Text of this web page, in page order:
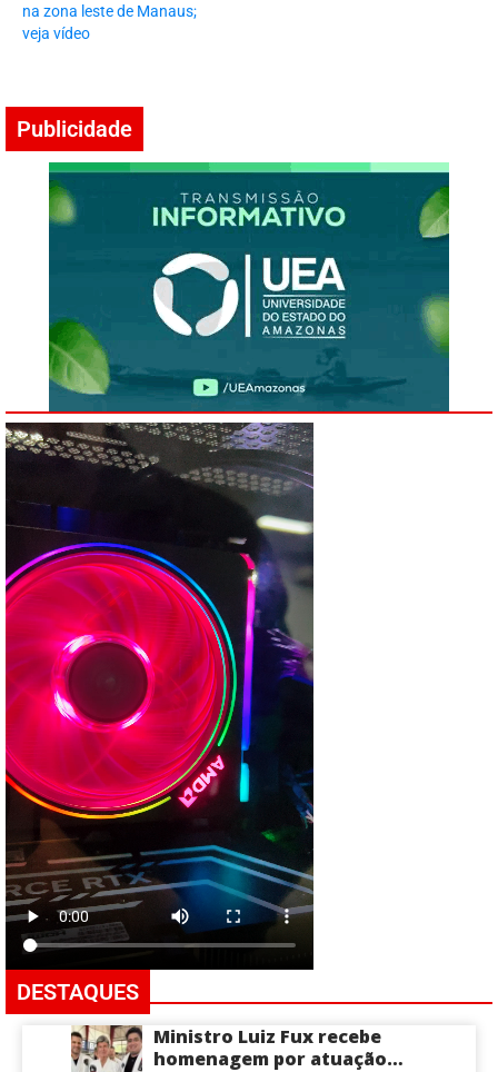
na zona leste de Manaus;
veja vídeo
Publicidade
DESTAQUES
Ministro Luiz Fux recebe
homenagem por atuação